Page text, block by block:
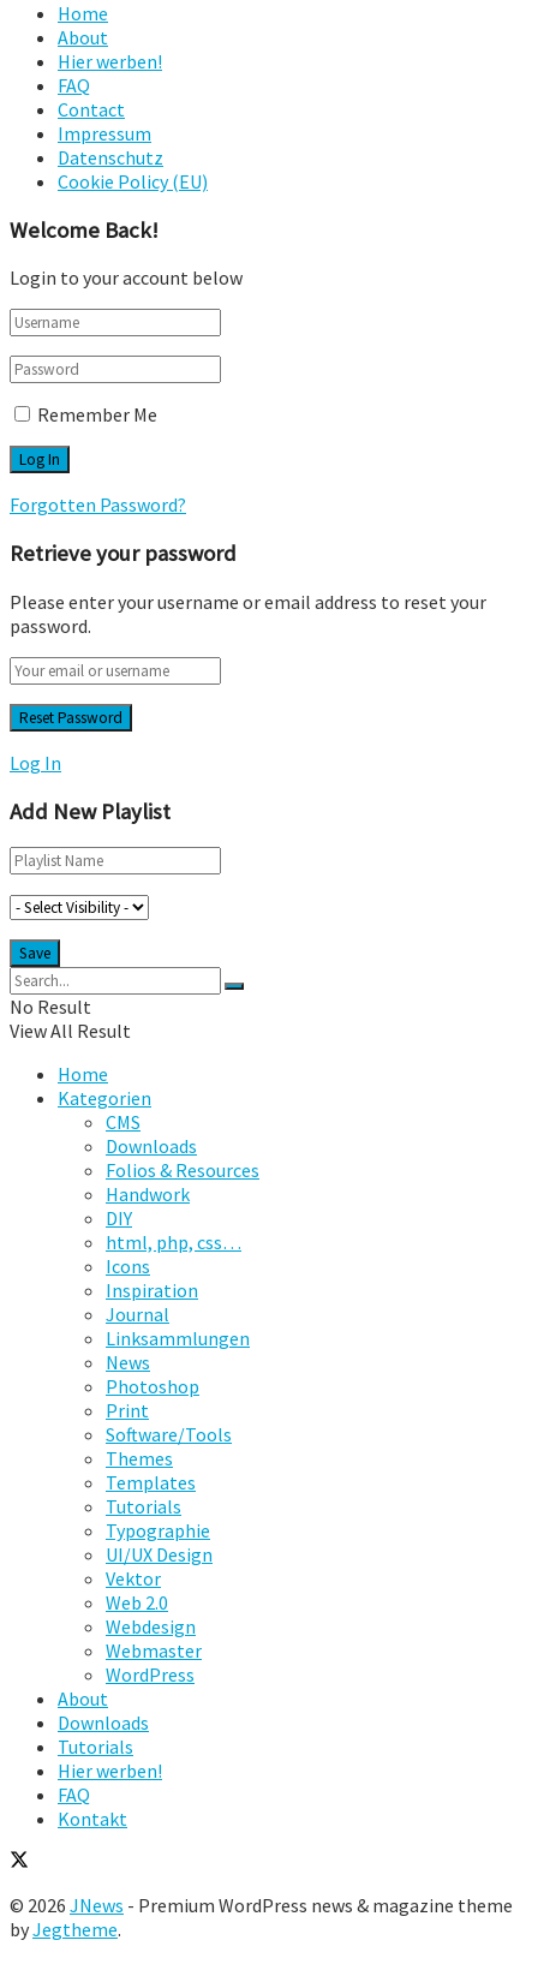
Home
About
Hier werben!
FAQ
Contact
Impressum
Datenschutz
Cookie Policy (EU)
Welcome Back!
Login to your account below
Remember Me
Forgotten Password?
Retrieve your password
Please enter your username or email address to reset your
password.
Log In
Add New Playlist
No Result
View All Result
Home
Kategorien
CMS
Downloads
Folios & Resources
Handwork
DIY
html, php, css…
Icons
Inspiration
Journal
Linksammlungen
News
Photoshop
Print
Software/Tools
Themes
Templates
Tutorials
Typographie
UI/UX Design
Vektor
Web 2.0
Webdesign
Webmaster
WordPress
About
Downloads
Tutorials
Hier werben!
FAQ
Kontakt
© 2026 JNews - Premium WordPress news & magazine theme
byJegtheme.